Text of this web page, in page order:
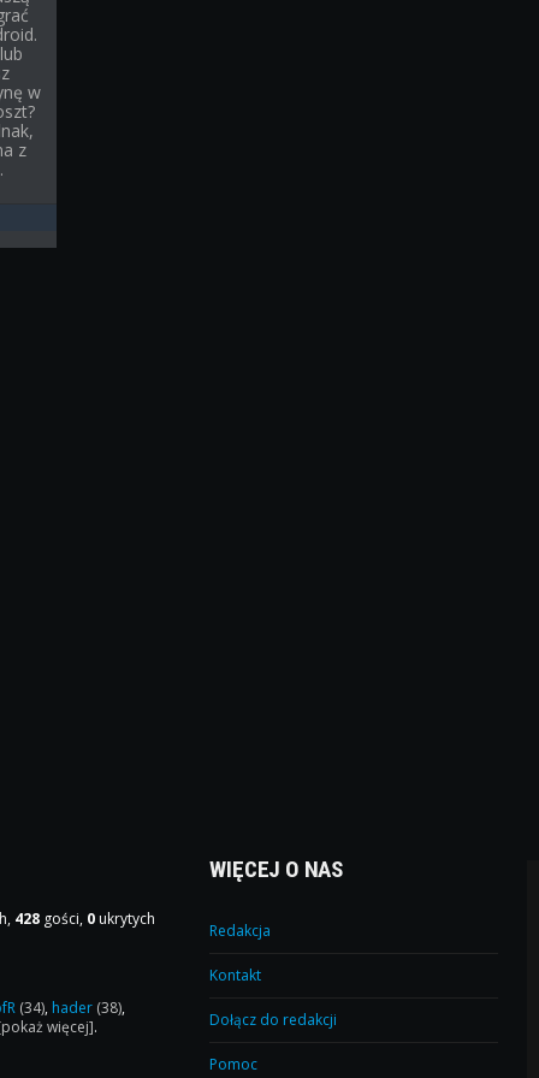
w
z
428 gości, 0 ukrytych
(34), hader (38),
więcej].
WIĘCEJ O NAS
Redakcja
Kontakt
Dołącz do redakcji
Pomoc